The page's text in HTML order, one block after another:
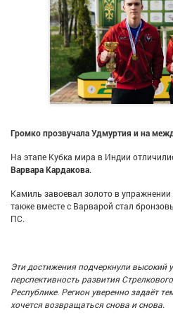
Громко прозвучала Удмуртия и на
На этапе Кубка мира в Индии
Варвара Кардакова.
Камиль завоевал золото в
также вместе с Варварой стал
ПС.
Эти достижения подчеркнули высокий
перспективность развития
Республике. Регион уверенно задаёт
хочется возвращаться снова и снова.